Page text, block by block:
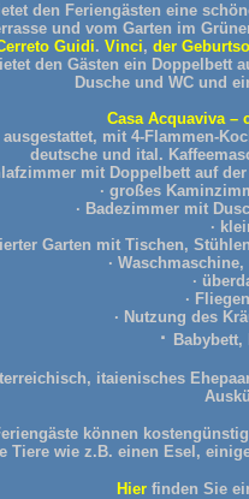
den Feriengästen eine
und vom Garten im
Guidi. Vinci, der
den Gästen ein
Dusche und WC und
Casa Acquaviva –
mit 4-Flammen-
deutsche und ital.
mit Doppelbett auf
· großes
· Badezimmer mit
·
Garten mit Tischen,
·
·
·
· Nutzung des
·
itaienisches
können
Tiere wie z.B. einen Esel,
Hier finden Sie